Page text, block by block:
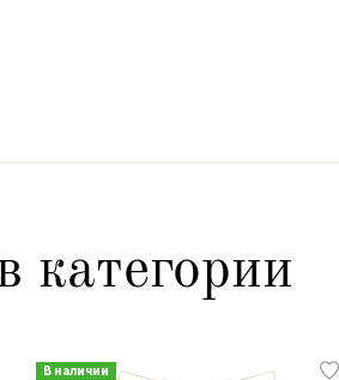
категории
В наличии